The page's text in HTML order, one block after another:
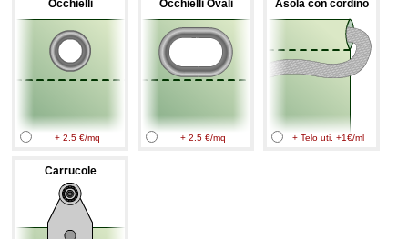
Occhielli
+ 2.5 €/mq
Occhielli Ovali
+ 2.5 €/mq
Asola con cordino
+ Telo uti. +1€/ml
Carrucole